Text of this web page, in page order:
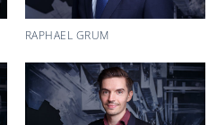
RAPHAEL GRUM